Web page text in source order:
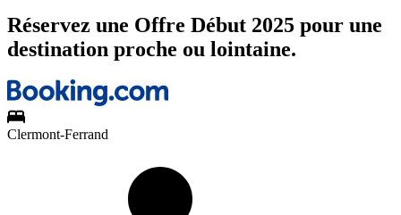
Réservez une Offre Début 2025 pour une
destination proche ou lointaine.
Clermont-Ferrand